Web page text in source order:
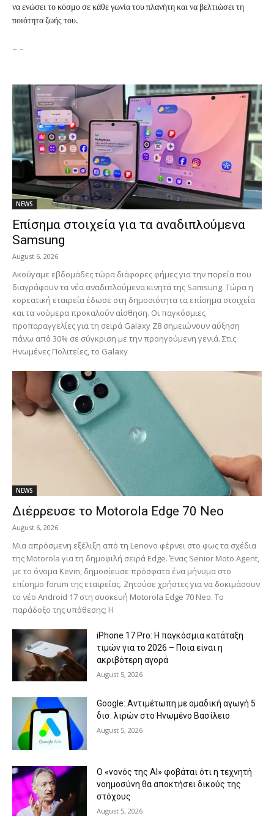
να ενώσει το κόσμο σε κάθε γωνία του πλανήτη και να βελτιώσει τη
ποιότητα ζωής του.
- -
NEWS
Επίσημα στοιχεία για τα αναδιπλούμενα
Samsung
August 6, 2026
Ακούγαμε εβδομάδες τώρα διάφορες φήμες για την πορεία που
διαγράφουν τα νέα αναδιπλούμενα κινητά της Samsung. Τώρα η
κορεατική εταιρεία έδωσε στη δημοσιότητα τα επίσημα στοιχεία
και τα νούμερα προκαλούν αίσθηση. Οι παγκόσμιες
προπαραγγελίες για τη σειρά Galaxy Z8 σημειώνουν αύξηση
πάνω από 30% σε σύγκριση με την προηγούμενη γενιά. Στις
Ηνωμένες Πολιτείες, το Galaxy
NEWS
Διέρρευσε το Motorola Edge 70 Neo
August 6, 2026
Μια απρόσμενη εξέλιξη από τη Lenovo φέρνει στο φως τα σχέδια
της Motorola για τη δημοφιλή σειρά Edge. Ένας Senior Moto Agent,
με το όνομα Kevin, δημοσίευσε πρόσφατα ένα μήνυμα στο
επίσημο forum της εταιρείας. Ζητούσε χρήστες για να δοκιμάσουν
το νέο Android 17 στη συσκευή Motorola Edge 70 Neo. Το
παράδοξο της υπόθεσης; Η
iPhone 17 Pro: Η παγκόσμια κατάταξη
τιμών για το 2026 – Ποια είναι η
ακριβότερη αγορά
August 5, 2026
Google: Αντιμέτωπη με ομαδική αγωγή 5
δισ. λιρών στο Ηνωμένο Βασίλειο
August 5, 2026
Ο «νονός της AI» φοβάται ότι η τεχνητή
νοημοσύνη θα αποκτήσει δικούς της
στόχους
August 5, 2026